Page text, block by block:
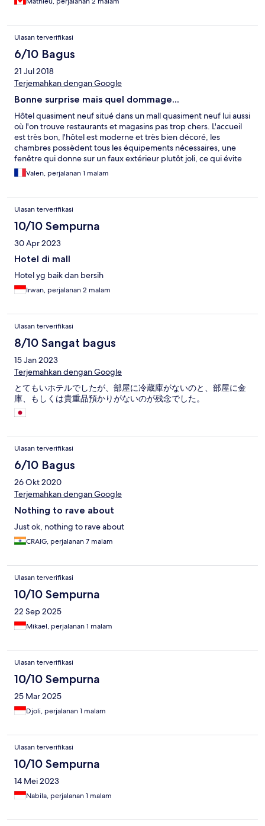
Ulasan terverifikasi
6/10 Bagus
21 Jul 2018
Terjemahkan dengan Google
Bonne surprise mais quel dommage...
Hôtel quasiment neuf situé dans un mall quasiment neuf lui aussi
où l'on trouve restaurants et magasins pas trop chers. L'accueil
est très bon, l'hôtel est moderne et très bien décoré, les
chambres possèdent tous les équipements nécessaires, une
fenêtre qui donne sur un faux extérieur plutôt joli, ce qui évite
les nuisances de la route. Mais quel dommage que la propreté
ne soit pas au rendez-vous ! Sol sale et collant, papiers et touffes
de ménage ne fait que de la figuration... L'hôtel serai vraiment
très bien si ce point (très important) étais réglé !
Valen, perjalanan 1 malam
Ulasan terverifikasi
10/10 Sempurna
30 Apr 2023
Hotel di mall
Hotel yg baik dan bersih
Irwan, perjalanan 2 malam
Ulasan terverifikasi
8/10 Sangat bagus
15 Jan 2023
Terjemahkan dengan Google
とてもいホテルでしたが、部屋に冷蔵庫がないのと、部屋に金
庫、もしくは貴重品預かりがないのが残念でした。
Ulasan terverifikasi
6/10 Bagus
26 Okt 2020
Terjemahkan dengan Google
Nothing to rave about
Just ok, nothing to rave about
CRAIG, perjalanan 7 malam
Ulasan terverifikasi
10/10 Sempurna
22 Sep 2025
Mikael, perjalanan 1 malam
Ulasan terverifikasi
10/10 Sempurna
25 Mar 2025
Djoli, perjalanan 1 malam
Ulasan terverifikasi
10/10 Sempurna
14 Mei 2023
Nabila, perjalanan 1 malam